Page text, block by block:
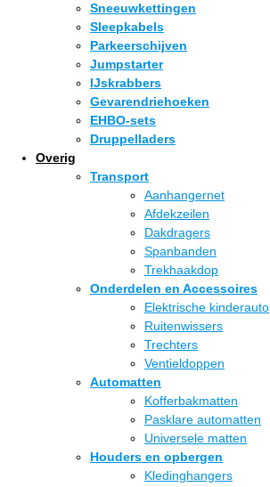
Sneeuwkettingen
Sleepkabels
Parkeerschijven
Jumpstarter
IJskrabbers
Gevarendriehoeken
EHBO-sets
Druppelladers
Overig
Transport
Aanhangernet
Afdekzeilen
Dakdragers
Spanbanden
Trekhaakdop
Onderdelen en Accessoires
Elektrische kinderauto
Ruitenwissers
Trechters
Ventieldoppen
Automatten
Kofferbakmatten
Pasklare automatten
Universele matten
Houders en opbergen
Kledinghangers